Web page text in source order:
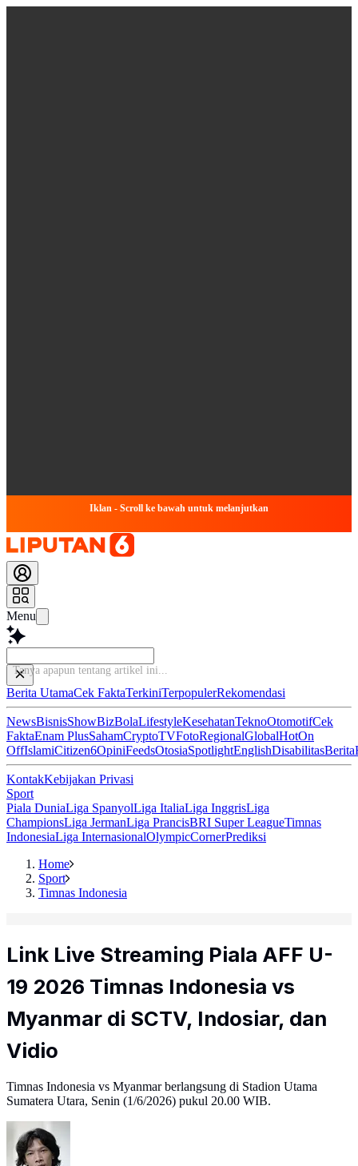
Iklan - Scroll ke bawah untuk melanjutkan
Menu
B
Berita UtamaCek FaktaTerkiniTerpopulerRekomendasi
NewsBisnisShowBizBolaLifestyleKesehatanTeknoOtomotifCek
FaktaEnam PlusSahamCryptoTVFotoRegionalGlobalHotOn
OffIslamiCitizen6OpiniFeedsOtosiaSpotlightEnglishDisabilitasBerita
KontakKebijakan Privasi
Sport
Piala DuniaLiga SpanyolLiga ItaliaLiga InggrisLiga
ChampionsLiga JermanLiga PrancisBRI Super LeagueTimnas
IndonesiaLiga InternasionalOlympicCornerPrediksi
Home
Sport
Timnas Indonesia
Link Live Streaming Piala AFF U-
19 2026 Timnas Indonesia vs
Myanmar di SCTV, Indosiar, dan
Vidio
Timnas Indonesia vs Myanmar berlangsung di Stadion Utama
Sumatera Utara, Senin (1/6/2026) pukul 20.00 WIB.